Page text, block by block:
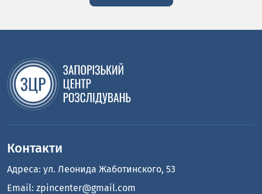
Контакти
Адреса: ул. Леонида Жаботинского, 53
Email: zpincenter@gmail.com